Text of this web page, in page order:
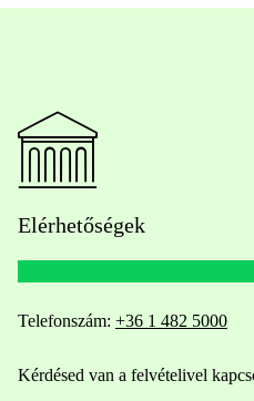
Elérhetőségek
Telefonszám: +36 1 482 5000
Kérdésed van a felvételivel